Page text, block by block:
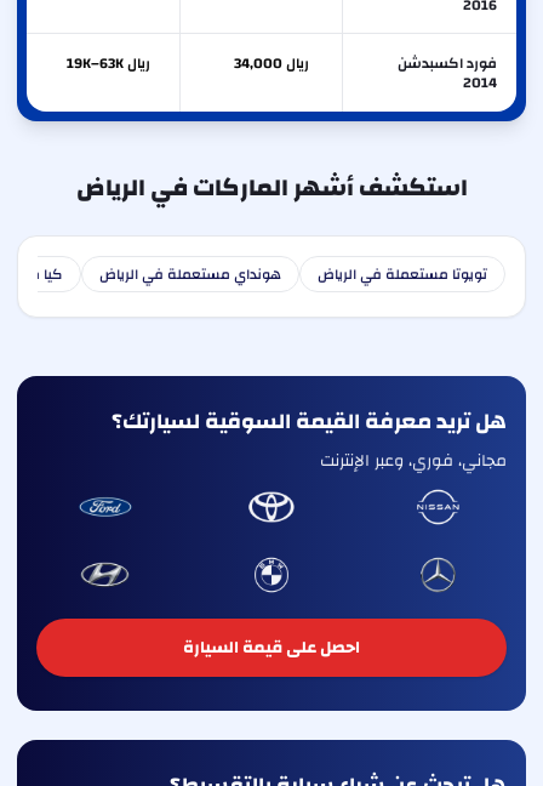
فورد اكسبدشن
2014
ريال 34,000 ريال 19K–63K
استكشف أشهر الماركات في الرياض
تويوتا مستعملة في الرياض هونداي مستعملة في الرياض كيا
هل تريد معرفة القيمة السوقية لسيارتك؟
مجاني، فوري، وعبر الإنترنت
احصل على قيمة السيارة